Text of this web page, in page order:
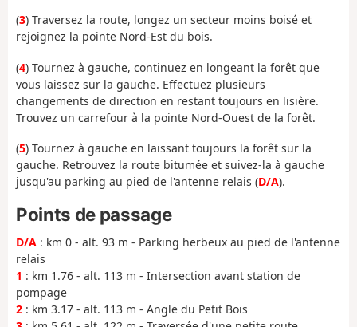
(3) Traversez la route, longez un secteur moins boisé et
rejoignez la pointe Nord-Est du bois.
(4) Tournez à gauche, continuez en longeant la forêt que
vous laissez sur la gauche. Effectuez plusieurs
changements de direction en restant toujours en lisière.
Trouvez un carrefour à la pointe Nord-Ouest de la forêt.
(5) Tournez à gauche en laissant toujours la forêt sur la
gauche. Retrouvez la route bitumée et suivez-la à gauche
jusqu'au parking au pied de l'antenne relais (D/A).
Points de passage
D/A : km 0 - alt. 93 m - Parking herbeux au pied de l'antenne
relais
1 : km 1.76 - alt. 113 m - Intersection avant station de
pompage
2 : km 3.17 - alt. 113 m - Angle du Petit Bois